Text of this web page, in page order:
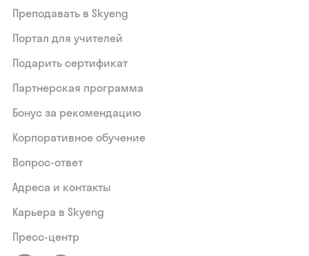
Преподавать в Skyeng
Портал для учителей
Подарить сертификат
Партнерская программа
Бонус за рекомендацию
Корпоративное обучение
Вопрос-ответ
Адреса и контакты
Карьера в Skyeng
Пресс-центр